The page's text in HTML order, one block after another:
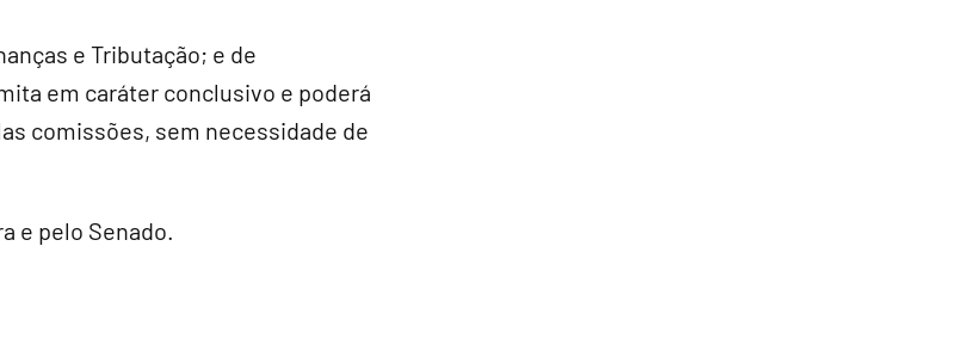
e Tributação; e de
em caráter conclusivo e poderá
comissões, sem necessidade de
e pelo Senado.